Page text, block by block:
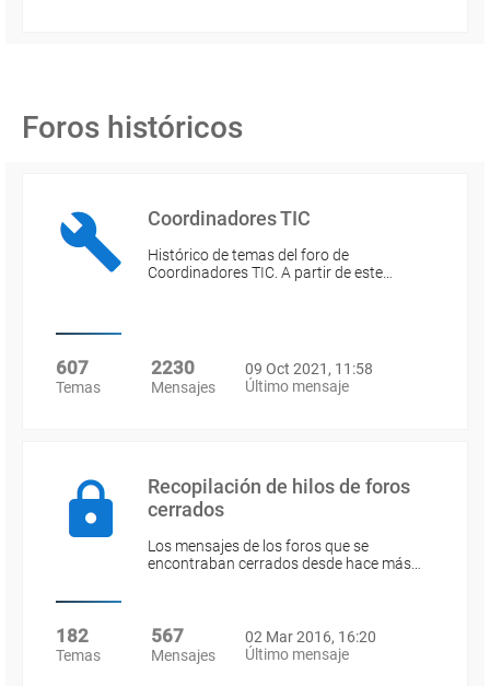
Foros históricos
Coordinadores TIC
Histórico de temas del foro de
Coordinadores TIC. A partir de este…
607
Temas
2230
Mensajes
09 Oct 2021, 11:58
Último mensaje
Recopilación de hilos de foros
cerrados
Los mensajes de los foros que se
encontraban cerrados desde hace más…
182
Temas
567
Mensajes
02 Mar 2016, 16:20
Último mensaje